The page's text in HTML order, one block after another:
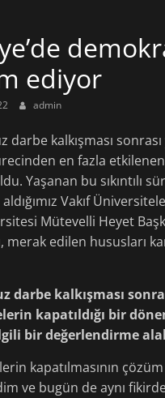
ediyor
admin
darbe kalkışması
en fazla
Yaşanan bu sıkıntılı
Vakıf
Mütevelli Heyet
merak edilen hususları
darbe kalkışması
kapatıldığı bir
bir değerlendirme
kapatılmasının çözüm
ve bugün de aynı